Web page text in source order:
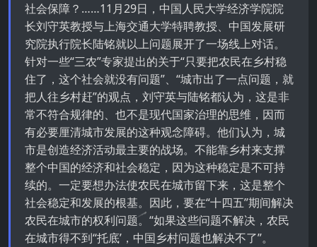
社会保障？……11月29日，中国人民大学经济学院院
长刘守英教授与上海交通大学特聘教授、中国发展研
究院执行院长陆铭就以上问题展开了一场线上对话。
针对一些“三农”专家提出的关于“只要把农民在乡村稳
住了，这个社会就没有问题”、“城市出了一点问题，就
把人往乡村赶”的观点，刘守英与陆铭都认为，这是非
常不符合规律的、也不是现代国家治理的思维，因而
有必要厘清城市发展的这种观念障碍。他们认为，城
市是创造经济活动最主要的战场。不能靠乡村来支撑
整个中国的经济和社会稳定，因为这种稳定是不可持
续的。一定要想办法使农民在城市留下来，这是整个
社会稳定和发展的根基。因此，要在“十四五”期间解决
农民在城市的权利问题。“如果这些问题不解决，农民
在城市得不到“托底’，中国乡村问题也解决不了”。